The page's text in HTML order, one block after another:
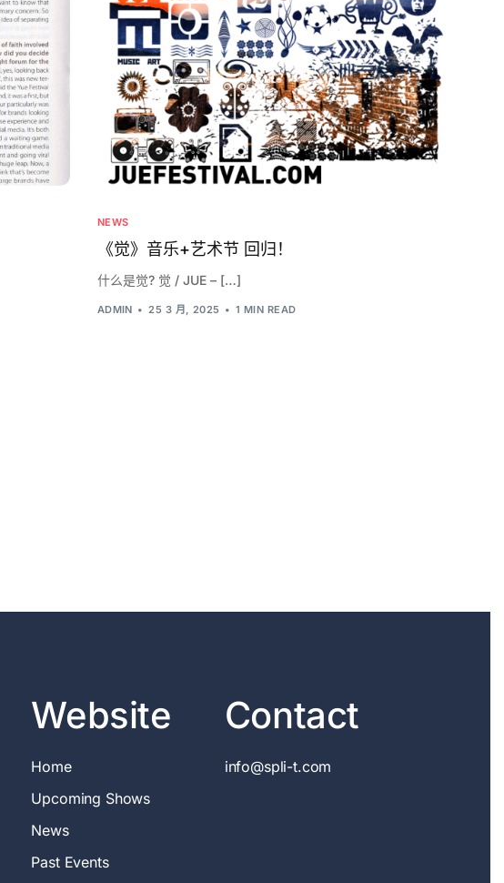
NEWS
《觉》音乐+艺术节 回归！
什么是觉? 觉 / JUE – […]
ADMIN 25 3 月, 2025 1 MIN READ
Website
Home
Upcoming Shows
News
Past Events
Contact
info@spli-t.com